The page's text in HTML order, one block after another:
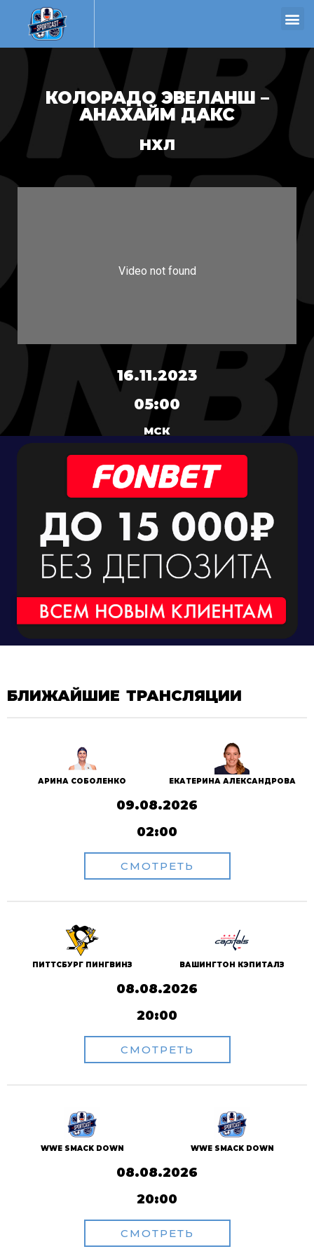
КОЛОРАДО ЭВЕЛАНШ –
АНАХАЙМ ДАКС
НХЛ
16.11.2023
05:00
МСК
БЛИЖАЙШИЕ ТРАНСЛЯЦИИ
АРИНА СОБОЛЕНКО ЕКАТЕРИНА АЛЕКСАНДРОВА
09.08.2026
02:00
СМОТРЕТЬ
ПИТТСБУРГ ПИНГВИНЗ ВАШИНГТОН КЭПИТАЛЗ
08.08.2026
20:00
СМОТРЕТЬ
WWE SMACK DOWN WWE SMACK DOWN
08.08.2026
20:00
СМОТРЕТЬ